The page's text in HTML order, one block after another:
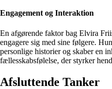
Engagement og Interaktion
En afgørende faktor bag Elvira
engagere sig med sine følgere.
personlige historier og skaber en
fællesskabsfølelse, der styrker
Afsluttende Tanker